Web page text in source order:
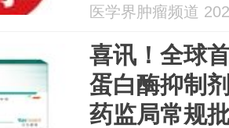
医学界肿瘤频道
喜讯！全球
蛋白酶抑制
药监局常规